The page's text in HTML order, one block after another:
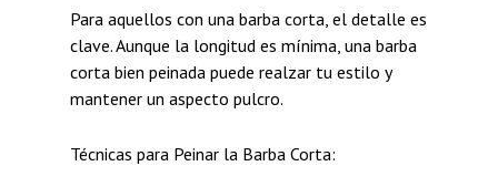
Para aquellos con una barba corta, el detalle es
clave. Aunque la longitud es mínima, una barba
corta bien peinada puede realzar tu estilo y
mantener un aspecto pulcro.
Técnicas para Peinar la Barba Corta: